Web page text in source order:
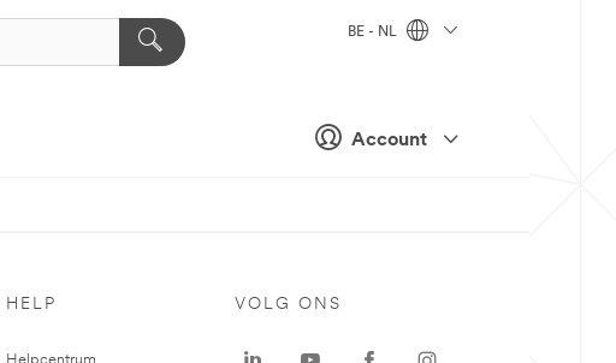
Account
BE - NL
HELP VOLG ONS